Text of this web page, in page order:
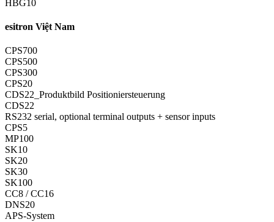
HBG10
esitron Việt Nam
CPS700
CPS500
CPS300
CPS20
CDS22_Produktbild Positioniersteuerung
CDS22
RS232 serial, optional terminal outputs + sensor inputs
CPS5
MP100
SK10
SK20
SK30
SK100
CC8 / CC16
DNS20
APS-System